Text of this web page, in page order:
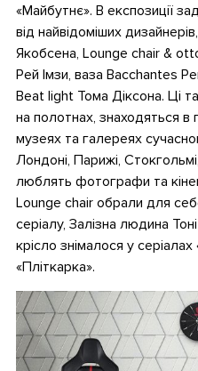
«Майбутнє». В експозиції
від найвідоміших
Якобсена, Lounge chair &
Рей Імзи, ваза Bacchantes
Beat light Тома Діксона. Ці
на полотнах, знаходяться в
музеях та галереях
Лондоні, Парижі,
люблять фотографи та
Lounge chair обрали для
серіалу, Залізна людина
крісло знімалося у
«Пліткарка».